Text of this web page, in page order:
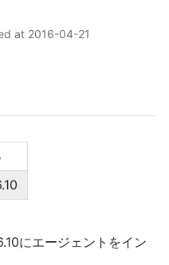
at 2016-04-21
にエージェントをイン